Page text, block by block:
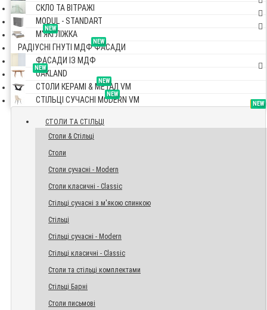
СКЛО ТА ВІТРАЖІ
MODUL - STANDART
NEW
М'ЯКІ ЛІЖКА
NEW
РАДІУСНІ ГНУТІ МДФ ФАСАДИ
ФАСАДИ ІЗ МДФ
NEW
OAKLAND
NEW
СТОЛИ КЕРАМІ & МЕТАЛ VM
NEW
СТІЛЬЦІ СУЧАСНІ MODERN VM TOP
СТОЛИ ТА СТІЛЬЦІ
Столи & Стільці
Столи
Столи сучасні - Modern
Столи класичні - Classic
Стільці сучасні з м'якою спинкою
Стільці
Стільці сучасні - Modern
Стільці класичні - Classic
Столи та стільці комплектами
Стільці Барні
Столи письмові
NEW
NEW
NEW